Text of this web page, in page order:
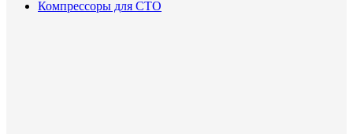
Компрессоры для СТО